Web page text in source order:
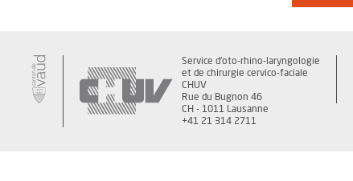
Service d'oto-rhino-laryngologie
et de chirurgie cervico-faciale
CHUV
Rue du Bugnon 46
CH - 1011 Lausanne
+41 21 314 2711